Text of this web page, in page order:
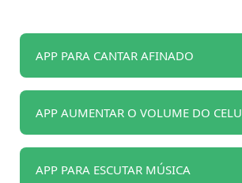
APP PARA CANTAR AFINADO
APP AUMENTAR O VOLUME DO
APP PARA ESCUTAR MÚSICA